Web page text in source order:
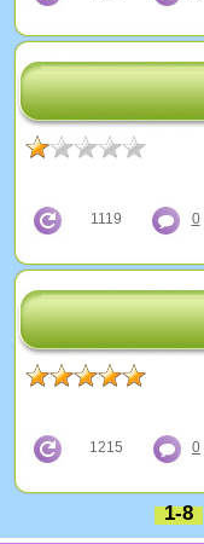
1119 0
1215 0
1-8